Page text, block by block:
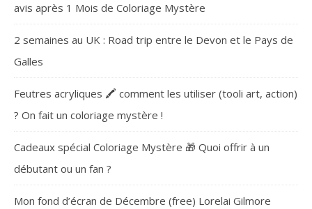
avis après 1 Mois de Coloriage Mystère
2 semaines au UK : Road trip entre le Devon et le Pays de
Galles
Feutres acryliques 🖍️ comment les utiliser (tooli art, action)
? On fait un coloriage mystère !
Cadeaux spécial Coloriage Mystère 🎁 Quoi offrir à un
débutant ou un fan ?
Mon fond d’écran de Décembre (free) Lorelai Gilmore